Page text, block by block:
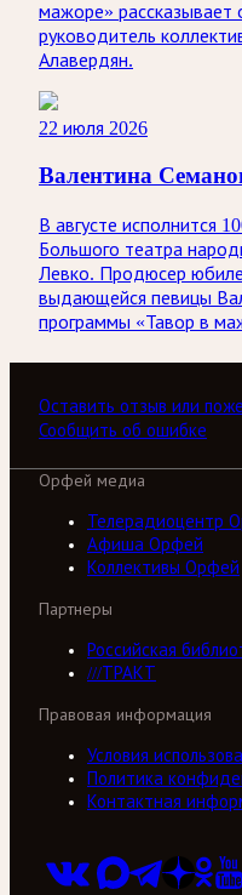
мажоре» рассказывает
руководитель
Алавердян.
22 июля 2026
Валентина
В августе исполнится
Большого театра
Левко. Продюсер
выдающейся певицы
программы «Тавор в
Оставить отзыв или
Сообщить об ошибке
Орфей медиа
Телерадиоцентр
Афиша Орфей
Коллективы Орфей
Партнеры
Российская
///ТРАКТ
Правовая информация
Условия
Политика
Контактная